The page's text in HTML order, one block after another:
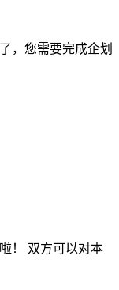
您需要完成企划
！ 双方可以对本